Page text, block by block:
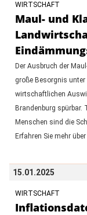
WIRTSCHAFT
Maul- und
Der Ausbruch der
große Besorgnis
wirtschaftlichen
Brandenburg
Menschen sind die
Erfahren Sie mehr
15.01.2025
WIRTSCHAFT